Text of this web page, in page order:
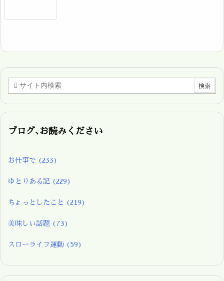
ブログ､お読みください
お仕事で (233)
ゆとりある記 (229)
ちょっとしたこと (219)
美味しい話題 (73)
スローライフ運動 (59)